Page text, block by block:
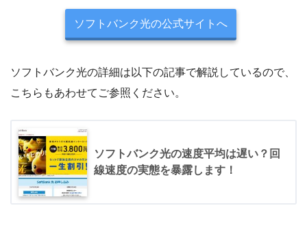
ソフトバンク光の公式サイトへ
ソフトバンク光の詳細は以下の記事で解説しているので、
こちらもあわせてご参照ください。
ソフトバンク光の速度平均は遅い？回
線速度の実態を暴露します！